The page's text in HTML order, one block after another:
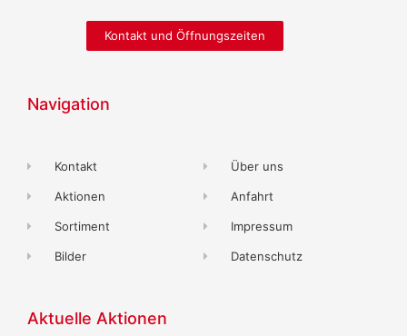
Kontakt und Öffnungszeiten
Navigation
Kontakt
Aktionen
Sortiment
Bilder
Über uns
Anfahrt
Impressum
Datenschutz
Aktuelle Aktionen